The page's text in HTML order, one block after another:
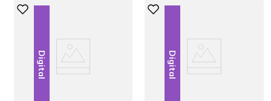
Digital Digital